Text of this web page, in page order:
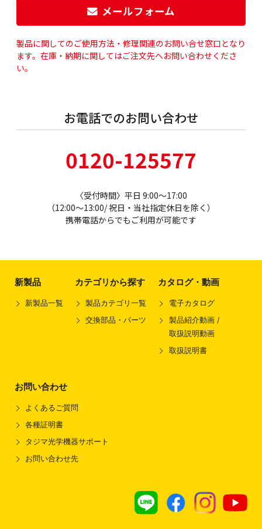
メールフォーム
製品に関してのご使用方法・修理関連のお問い合せ窓口となり
ます。 在庫・納期に関してはご注文先へお問い合わせくださ
い。
お電話でのお問い合わせ
0120-125577
〈受付時間〉平日 9:00～17:00
（12:00～13:00/ 祝日・当社指定休日を除く）
携帯電話からでもご利用が可能です
新製品
新製品一覧
カテゴリから探す
製品カテゴリ一覧
交換部品・パーツ
カタログ・動画
電子カタログ
製品紹介動画 /
取扱説明動画
取扱説明書
お問い合わせ
よくあるご質問
各種証明書
タジマ光学機器サポート
お問い合わせ先